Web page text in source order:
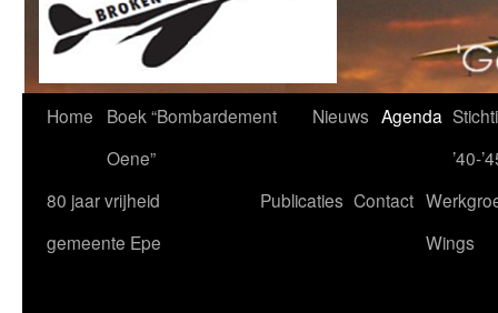
Home
Boek “Bombardement
Oene”
Nieuws Agenda
’40-
80 jaar vrijheid
gemeente Epe
Publicaties Contact
Wings